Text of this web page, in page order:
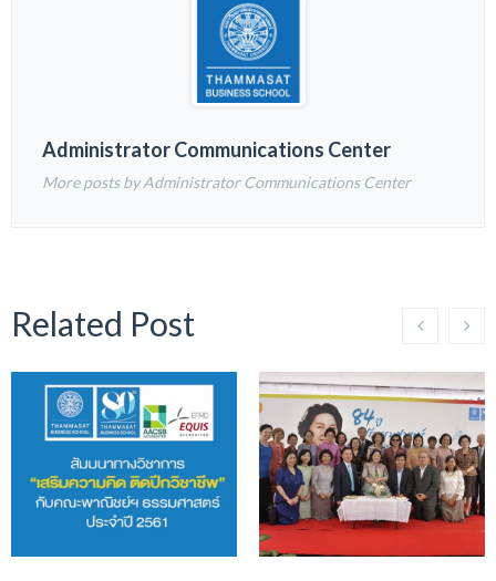
Administrator Communications Center
More posts by Administrator Communications Center
Related Post